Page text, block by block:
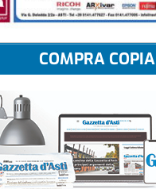
COMPRA COPIA